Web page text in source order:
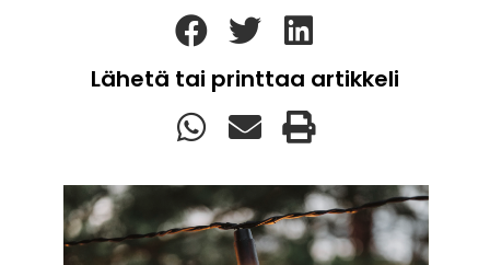
Lähetä tai printtaa artikkeli